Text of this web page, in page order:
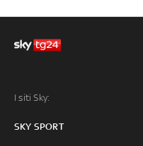
I siti Sky:
SKY SPORT